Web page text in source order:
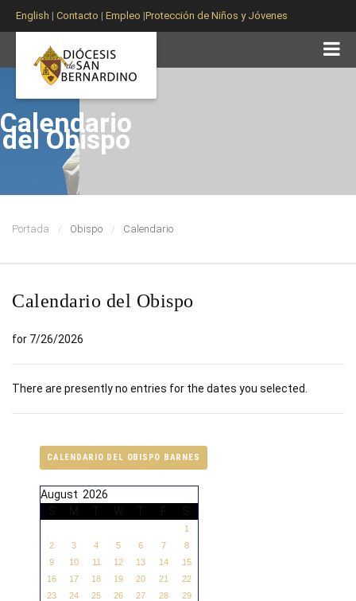
English | Contacto | Empleo |Protección de Niños y Jóvenes
Calendario
del Obispo
Portada Obispo Calendario
Calendario del Obispo
for 7/26/2026
There are presently no entries for the dates you selected.
CALENDARIO DEL OBISPO BARNES
August 2026
1
2
3 4 5 6 7
8
9
10 11 12 13 14
15
16
17 18 19 20 21
22
23
24 25 26 27 28
29